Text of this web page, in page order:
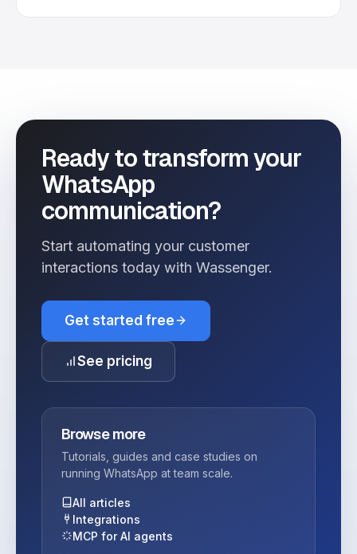
Ready to transform your
WhatsApp
communication?
Start automating your customer
interactions today with Wassenger.
Get started free
See pricing
Browse more
Tutorials, guides and case studies on
running WhatsApp at team scale.
All articles
Integrations
MCP for AI agents